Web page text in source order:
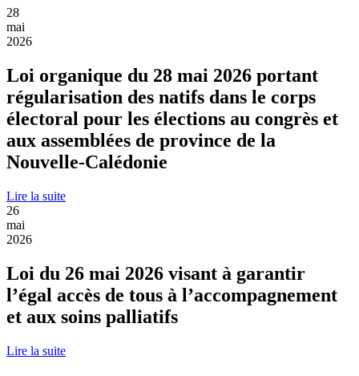
28
mai
2026
Loi organique du 28 mai 2026 portant
régularisation des natifs dans le corps
électoral pour les élections au congrès et
aux assemblées de province de la
Nouvelle-Calédonie
Lire la suite
26
mai
2026
Loi du 26 mai 2026 visant à garantir
l’égal accès de tous à l’accompagnement
et aux soins palliatifs
Lire la suite